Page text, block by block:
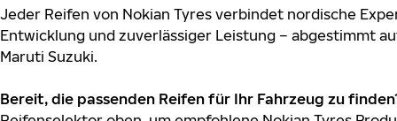
Jeder Reifen von Nokian Tyres verbindet nordische
Entwicklung und zuverlässiger Leistung – abgestimmt
Maruti Suzuki.
Bereit, die passenden Reifen für Ihr Fahrzeug zu